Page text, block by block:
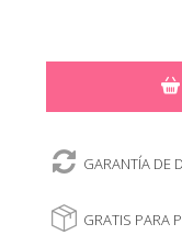
GARANTÍA DE
GRATIS PARA